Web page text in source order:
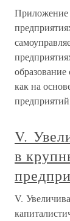
как на
V.
в
V.